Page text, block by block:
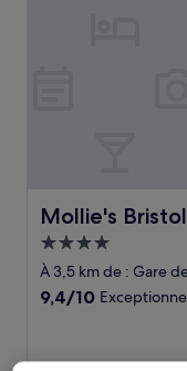
Mollie's Bristol
Mollie's Bristol
Hébergement
4.0 étoiles
À 3,5 km de : Gare
9.4
9,4/10